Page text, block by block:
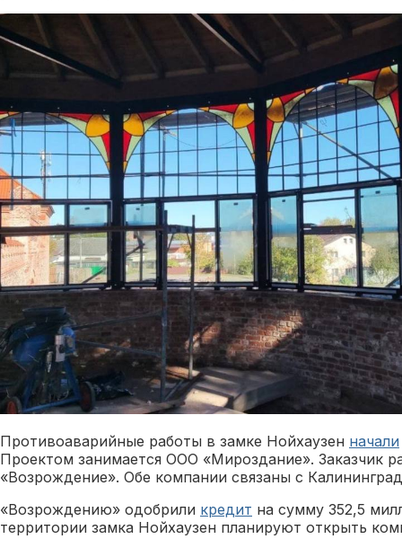
Противоаварийные работы в замке Нойхаузен начали
Проектом занимается ООО «Мироздание». Заказчик
«Возрождение». Обе компании связаны с
«Возрождению» одобрили кредит на сумму 352,5
территории замка Нойхаузен планируют открыть